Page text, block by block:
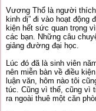
Vương Thổ là người thích
kinh dị” đi vào hoạt
kiện hết sức quan trọng
các bạn. Những câu
giảng đường đại học.
Lúc đó đã là sinh viên
nên miễn bàn về điều
luận văn, hôm nào tôi
túc. Cũng vì thế, cũng vì
ra ngoài thuê một căn